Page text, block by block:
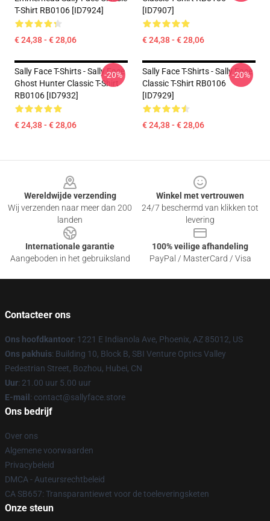
T-Shirt RB0106 [ID7924]
€ 24,38 - € 28,06
[ID7907]
€ 24,38 - € 28,06
Sally Face T-Shirts - Sally Face
Ghost Hunter Classic T-Shirt
RB0106 [ID7932]
€ 24,38 - € 28,06
-20%
Sally Face T-Shirts - Sally Face
Classic T-Shirt RB0106
[ID7929]
€ 24,38 - € 28,06
-20%
Wereldwijde verzending
Wij verzenden naar meer dan 200
landen
Winkel met vertrouwen
24/7 beschermd van klikken tot
levering
Internationale garantie
Aangeboden in het gebruiksland
100% veilige afhandeling
PayPal / MasterCard / Visa
Contacteer ons
Ons hoofdkantoor: 1221 E Indianola Ave, Phoenix, AZ 85012, US
Ons pakhuis: Building 10, Block B, SBI Venture Optics Valley
Pedestrian Street, Bozhou, Hubei, CN
Uur: 21.00 uur 5.00 uur
E-mail : contact@sallyface.store
Ons bedrijf
Over ons
Algemene voorwaarden
Privacybeleid
DMCA - Auteursrechtbeleid
CA SB657: Transparantiewet voor de toeleveringsketen
Onze steun